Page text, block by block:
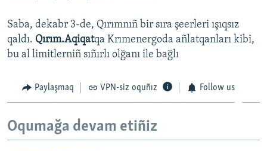
Saba, dekabr 3-de, Qırımnıñ bir sıra şeerleri ışıqsız
qaldı. Qırım.Aqiqatqa Krımenergoda añlatqanları kibi,
bu al limitlerniñ sıñırlı olğanı ile bağlı
Paylaşmaq VPN-siz oquñız Follow us
Oqumağa devam etiñiz